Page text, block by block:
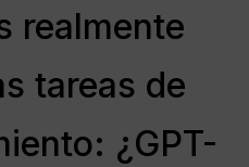
realmente
tareas de
¿GPT-